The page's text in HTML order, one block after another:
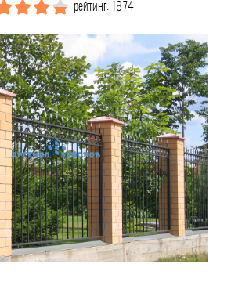
рейтинг: 1874